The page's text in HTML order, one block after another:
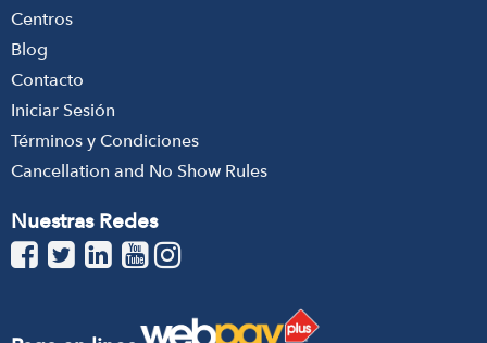
Centros
Blog
Contacto
Iniciar Sesión
Términos y Condiciones
Cancellation and No Show Rules
Nuestras Redes